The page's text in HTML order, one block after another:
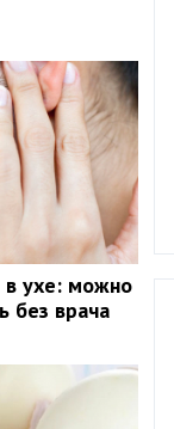
в ухе: можно
без врача